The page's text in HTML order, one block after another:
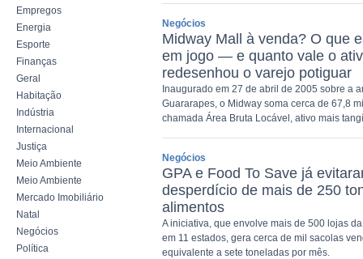
Empregos
Energia
Esporte
Finanças
Geral
Habitação
Indústria
Internacional
Justiça
Meio Ambiente
Meio Ambiente
Mercado Imobiliário
Natal
Negócios
Política
Negócios
Midway Mall à venda? O que
em jogo — e quanto vale o
redesenhou o varejo potiguar
Inaugurado em 27 de abril de 2005 sobre a
Guararapes, o Midway soma cerca de 67,8
chamada Área Bruta Locável, ativo mais
Negócios
GPA e Food To Save já
desperdício de mais de 250
alimentos
A iniciativa, que envolve mais de 500 lojas
em 11 estados, gera cerca de mil sacolas
equivalente a sete toneladas por mês.